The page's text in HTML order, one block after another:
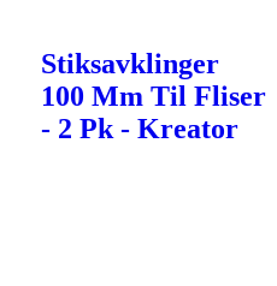
Stiksavklinger
100 Mm Til Fliser
- 2 Pk - Kreator